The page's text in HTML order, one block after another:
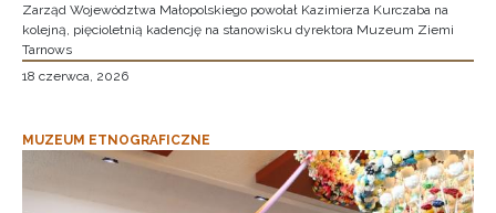
Zarząd Województwa Małopolskiego powołał Kazimierza Kurczaba na
kolejną, pięcioletnią kadencję na stanowisku dyrektora Muzeum Ziemi
Tarnows
18 czerwca, 2026
MUZEUM ETNOGRAFICZNE